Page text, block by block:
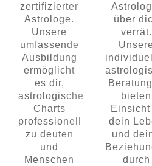
zertifizierter
Astrologe.
Unsere
umfassende
Ausbildung
ermöglicht
es dir,
astrologische
Charts
professionell
zu deuten
und
Menschen
über
verrät.
Unsere
bieten
Einsicht
dein
und
durch